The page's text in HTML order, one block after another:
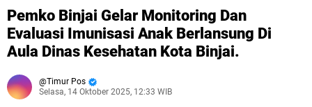
Pemko Binjai Gelar Monitoring Dan
Evaluasi Imunisasi Anak Berlansung Di
Aula Dinas Kesehatan Kota Binjai.
Timur Pos
Selasa, 14 Oktober 2025, 12:33 WIB